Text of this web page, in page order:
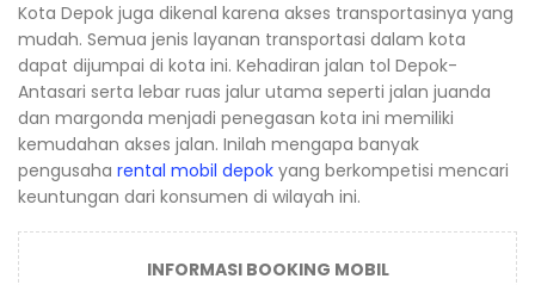
Kota Depok juga dikenal karena akses transportasinya yang
mudah. Semua jenis layanan transportasi dalam kota
dapat dijumpai di kota ini. Kehadiran jalan tol Depok-
Antasari serta lebar ruas jalur utama seperti jalan juanda
dan margonda menjadi penegasan kota ini memiliki
kemudahan akses jalan. Inilah mengapa banyak
pengusaha rental mobil depok yang berkompetisi mencari
keuntungan dari konsumen di wilayah ini.
INFORMASI BOOKING MOBIL